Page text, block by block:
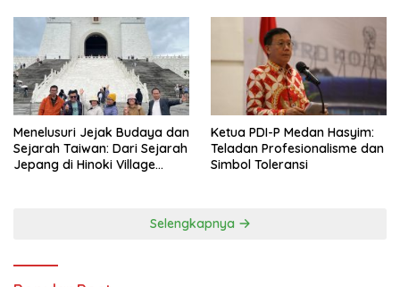
Menelusuri Jejak Budaya dan
Sejarah Taiwan: Dari Sejarah
Jepang di Hinoki Village
Ketua PDI-P Medan Hasyim:
Teladan Profesionalisme dan
Simbol Toleransi
Selengkapnya